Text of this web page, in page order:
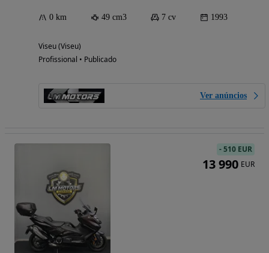
0 km 49 cm3 7 cv 1993
Viseu (Viseu)
Profissional • Publicado
Ver anúncios
-510 EUR
13 990 EUR